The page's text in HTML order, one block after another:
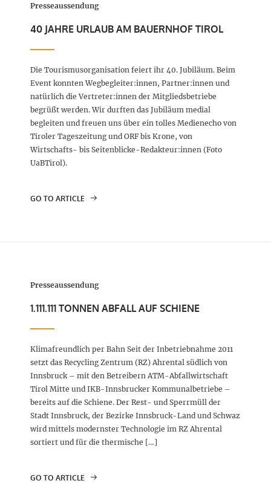
Presseaussendung
40 JAHRE URLAUB AM BAUERNHOF TIROL
Die Tourismusorganisation feiert ihr 40. Jubiläum. Beim
Event konnten Wegbegleiter:innen, Partner:innen und
natürlich die Vertreter:innen der Mitgliedsbetriebe
begrüßt werden. Wir durften das Jubiläum medial
begleiten und freuen uns über ein tolles Medienecho von
Tiroler Tageszeitung und ORF bis Krone, von
Wirtschafts- bis Seitenblicke-Redakteur:innen (Foto
UaBTirol).
GO TO ARTICLE
Presseaussendung
1.111.111 TONNEN ABFALL AUF SCHIENE
Klimafreundlich per Bahn Seit der Inbetriebnahme 2011
setzt das Recycling Zentrum (RZ) Ahrental südlich von
Innsbruck – mit den Betreibern ATM-Abfallwirtschaft
Tirol Mitte und IKB-Innsbrucker Kommunalbetriebe –
bereits auf die Schiene. Der Rest- und Sperrmüll der
Stadt Innsbruck, der Bezirke Innsbruck-Land und Schwaz
wird mittels modernster Technologie im RZ Ahrental
sortiert und für die thermische […]
GO TO ARTICLE